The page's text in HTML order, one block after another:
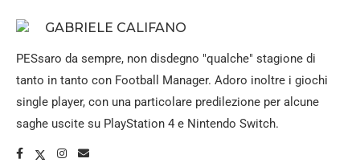
GABRIELE CALIFANO
PESsaro da sempre, non disdegno "qualche" stagione di
tanto in tanto con Football Manager. Adoro inoltre i giochi
single player, con una particolare predilezione per alcune
saghe uscite su PlayStation 4 e Nintendo Switch.